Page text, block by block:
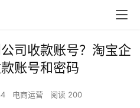
司收款账号？淘宝企
账号和密码
电商运营 阅读 200